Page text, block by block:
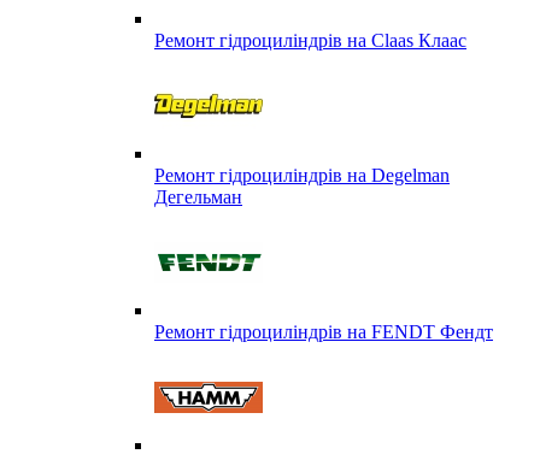
Ремонт гідроциліндрів на Claas Клаас
Ремонт гідроциліндрів на Degelman
Дегельман
Ремонт гідроциліндрів на FENDT Фендт